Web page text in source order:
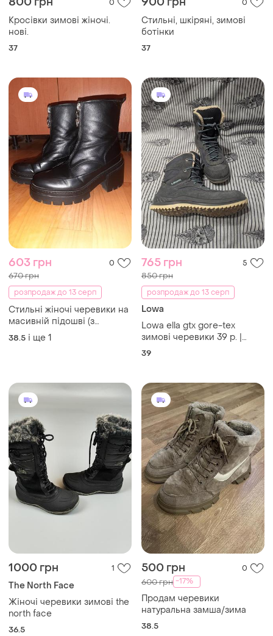
0
Кросівки зимові жіночі.
нові.
37
0
Стильні, шкіряні, зимові
ботінки
37
603 грн 0
670 грн
розпродаж до 13 серп
Стильні жіночі черевики на
масивній підошві (з
блискавкою попереду)38.5 /
39
38.5 і ще 1
765 грн 5
850 грн
розпродаж до 13 серп
Lowa
Lowa ella gtx gore-tex
зимові черевики 39 р. |
оригінал | жіночі
39
1000 грн 1
The North Face
Жіночі черевики зимові the
north face
36.5
500 грн 0
600 грн -17%
Продам черевики
натуральна замша/зима
38.5